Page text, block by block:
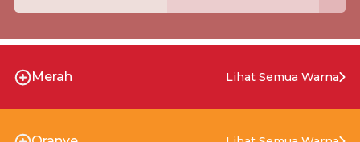
Merah Lihat Semua Warna